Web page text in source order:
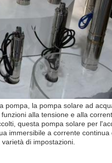
la pompa solare ad
alla tensione e alla
questa pompa solare per
immersibile a corrente
di impostazioni.